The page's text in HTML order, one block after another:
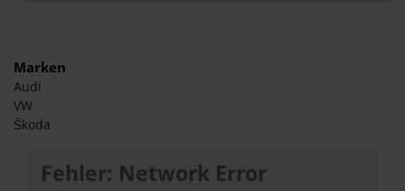
Marken
Audi
VW
Škoda
Fehler: Network Error